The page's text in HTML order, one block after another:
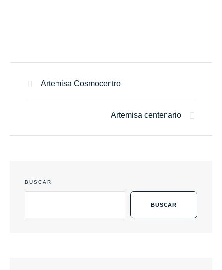
Artemisa Cosmocentro
Artemisa centenario
BUSCAR
BUSCAR